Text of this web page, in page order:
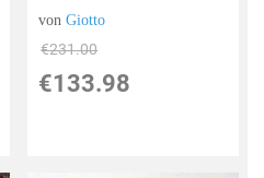
vonGiotto
€231.00
€133.98